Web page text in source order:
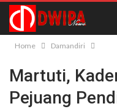
Home Damandiri
Martuti,
Pejuang